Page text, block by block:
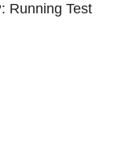
Running Test